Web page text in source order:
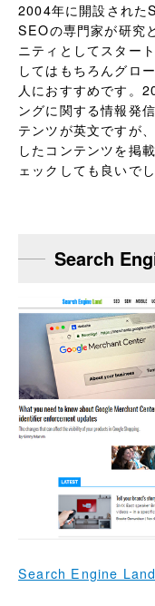
2004年に開設された
SEOの専門家が研究
ニティとしてスター
してはもちろんグロ
人におすすめです。
ングに関する情報発
テンツが英文ですが
したコンテンツを掲
ェックしても良いでし
Search
Search Engine Land